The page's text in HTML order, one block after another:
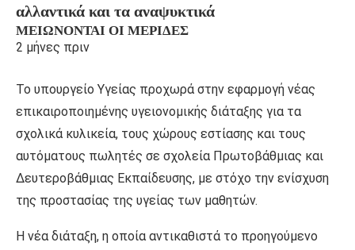
αλλαντικά και τα αναψυκτικά
ΜΕΙΏΝΟΝΤΑΙ ΟΙ ΜΕΡΊΔΕΣ
2 μήνες πριν
Το υπουργείο Υγείας προχωρά στην εφαρμογή νέας
επικαιροποιημένης υγειονομικής διάταξης για τα
σχολικά κυλικεία, τους χώρους εστίασης και τους
αυτόματους πωλητές σε σχολεία Πρωτοβάθμιας και
Δευτεροβάθμιας Εκπαίδευσης, με στόχο την ενίσχυση
της προστασίας της υγείας των μαθητών.
Η νέα διάταξη, η οποία αντικαθιστά το προηγούμενο